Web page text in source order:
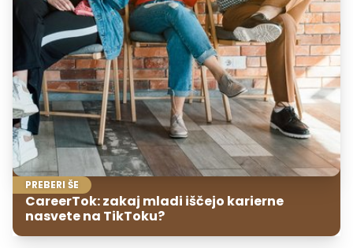
PREBERI ŠE
CareerTok: zakaj mladi iščejo karierne
nasvete na TikToku?